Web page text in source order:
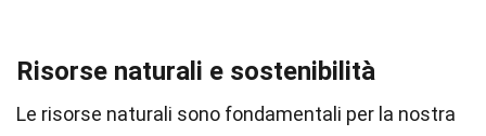
Risorse naturali e sostenibilità
Le risorse naturali sono fondamentali per la nostra